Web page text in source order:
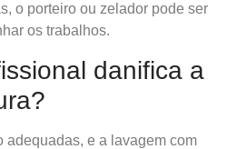
o porteiro ou zelador pode ser
os trabalhos.
danifica a
adequadas, e a lavagem com